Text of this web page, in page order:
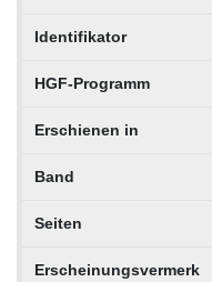
Identifikator
HGF-Programm
Erschienen in
Band
Seiten
Erscheinungsvermerk